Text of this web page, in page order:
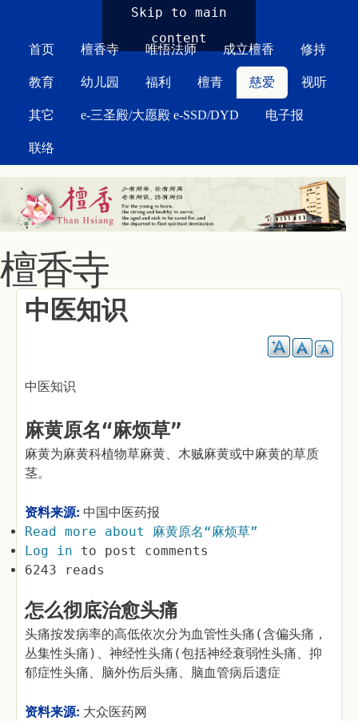
Skip to main
content
首页 檀香寺 唯悟法师 成立檀香 修持
教育 幼儿园 福利 檀青 慈爱 视听
其它 e-三圣殿/大愿殿 e-SSD/DYD 电子报
联络
檀香寺
中医知识
中医知识
麻黄原名“麻烦草”
麻黄为麻黄科植物草麻黄、木贼麻黄或中麻黄的草质
茎。
资料来源: 中国中医药报
Read more about 麻黄原名“麻烦草”
Log in to post comments
6243 reads
怎么彻底治愈头痛
头痛按发病率的高低依次分为血管性头痛(含偏头痛，
丛集性头痛)、神经性头痛(包括神经衰弱性头痛、抑
郁症性头痛、脑外伤后头痛、脑血管病后遗症
资料来源: 大众医药网